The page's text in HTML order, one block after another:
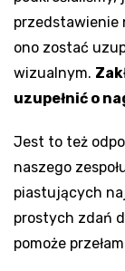
przedstawienie
ono zostać
wizualnym.
uzupełnić o
Jest to też
naszego
piastujących
prostych zdań
pomoże